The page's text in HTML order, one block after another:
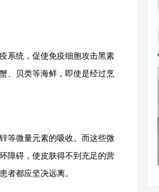
系统，促使免疫细胞攻击黑素
、贝类等海鲜，即使是经过烹
等微量元素的吸收。而这些微
障碍，使皮肤得不到充足的营
者都应坚决远离。